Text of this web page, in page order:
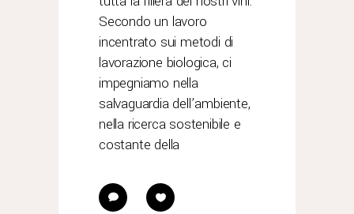
Secondo un lavoro
incentrato sui metodi di
lavorazione biologica, ci
impegniamo nella
salvaguardia dell’ambiente,
nella ricerca sostenibile e
costante della